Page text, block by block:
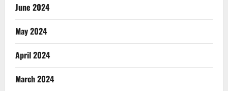
June 2024
May 2024
April 2024
March 2024